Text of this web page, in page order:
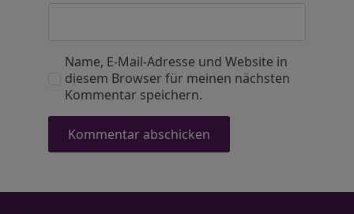
Name, E-Mail-Adresse und Website in
diesem Browser für meinen nächsten
Kommentar speichern.